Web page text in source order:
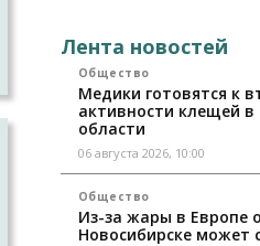
Лента новостей
Общество
Медики готовятся к
активности клещей в
области
06 августа 2026, 10:00
Общество
Из-за жары в Европе
Новосибирске может